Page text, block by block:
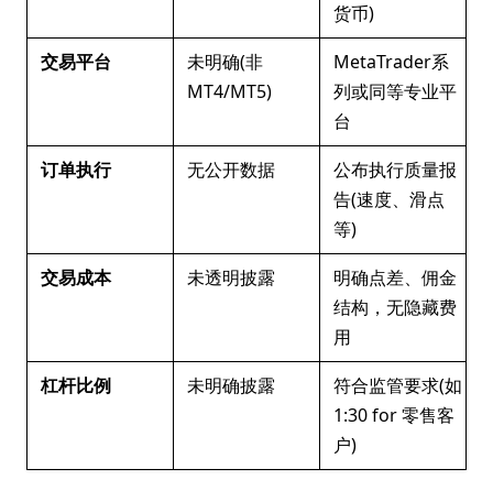
货币)
交易平台
未明确(非
MT4/MT5)
MetaTrader系
列或同等专业平
台
订单执行
无公开数据
公布执行质量报
告(速度、滑点
等)
交易成本
未透明披露
明确点差、佣金
结构，无隐藏费
用
杠杆比例
未明确披露
符合监管要求(如
1:30 for 零售客
户)